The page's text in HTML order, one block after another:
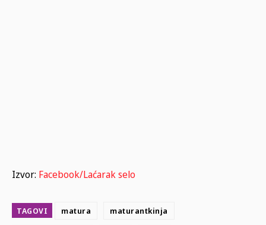
Izvor: Facebook/Laćarak selo
TAGOVI matura maturantkinja